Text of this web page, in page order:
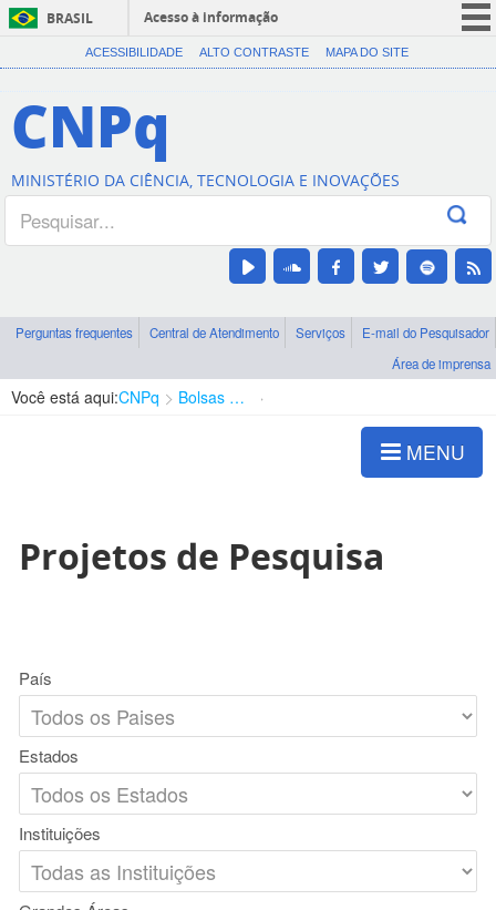
BRASIL
Acesso à informação
CORONAVÍRUS (COVID-19)
Canais
ACESSIBILIDADE ALTO CONTRASTE MAPA DO SITE
CNPq
MINISTÉRIO DA CIÊNCIA, TECNOLOGIA E INOVAÇÕES
Perguntas frequentes Central de Atendimento Serviços
E-mail do Pesquisador
Área de imprensa
Você está aqui:CNPq Bolsas e Auxílios Vigentes
MENU
Projetos de Pesquisa
País
Estados
Instituições